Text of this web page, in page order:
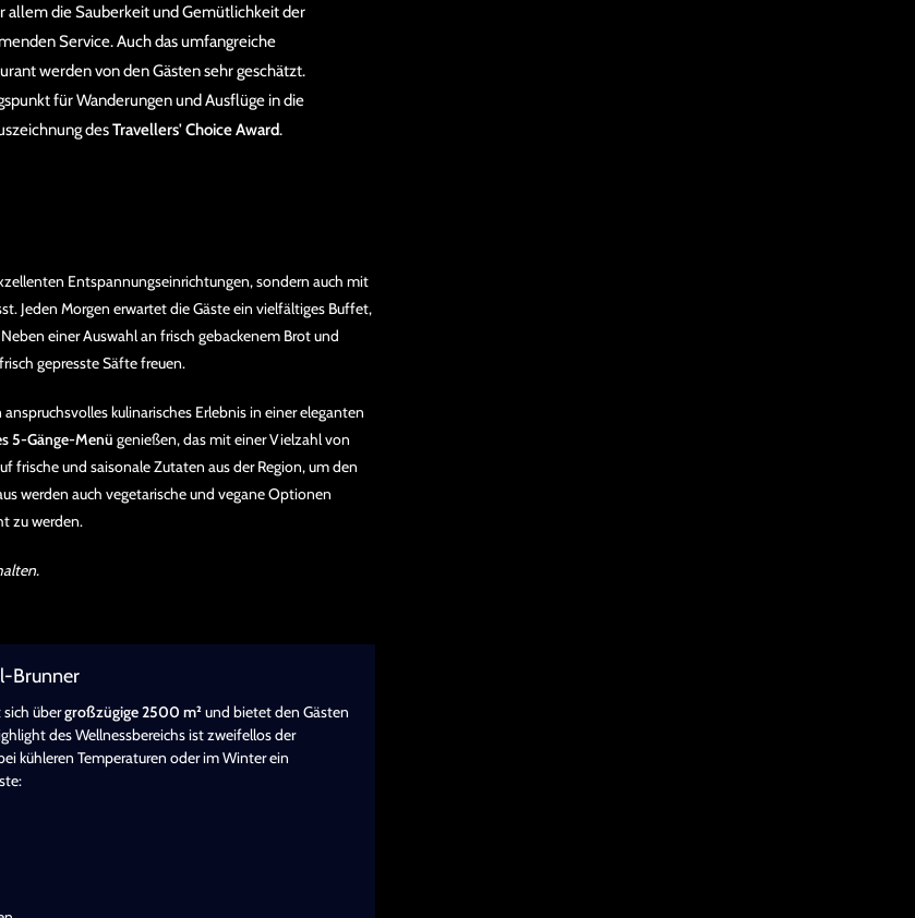
allem die Sauberkeit und Gemütlichkeit der
Service. Auch das umfangreiche
werden von den Gästen sehr geschätzt.
für Wanderungen und Ausflüge in die
desTravellers' Choice Award.
Entspannungseinrichtungen, sondern auch mit
Jeden Morgen erwartet die Gäste ein vielfältiges Buffet,
einer Auswahl an frisch gebackenem Brot und
gepresste Säfte freuen.
kulinarisches Erlebnis in einer eleganten
5-Gänge-Menü genießen, das mit einer Vielzahl von
frische und saisonale Zutaten aus der Region, um den
werden auch vegetarische und vegane Optionen
zu werden.
Brunner
sich übergroßzügige 2500 m²und bietet den Gästen
des Wellnessbereichs ist zweifellos der
kühleren Temperaturen oder im Winter ein